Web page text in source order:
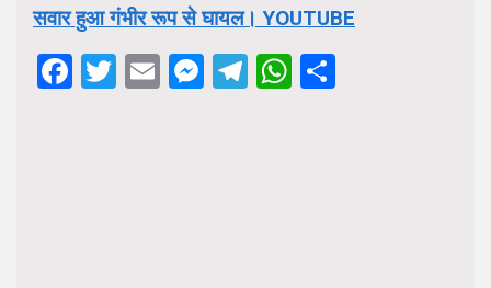
सवार हुआ गंभीर रूप से घायल। YOUTUBE
Facebook
Twitter
EmailMessenger
Telegram
WhatsApp